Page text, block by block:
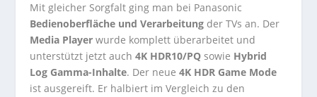
Mit gleicher Sorgfalt ging man bei Panasonic
Bedienoberfläche und Verarbeitung der TVs an. Der
Media Player wurde komplett überarbeitet und
unterstützt jetzt auch4K HDR10/PQ sowie Hybrid
Log Gamma-Inhalte. Der neue4K HDR Game Mode
ist ausgereift. Er halbiert im Vergleich zu den